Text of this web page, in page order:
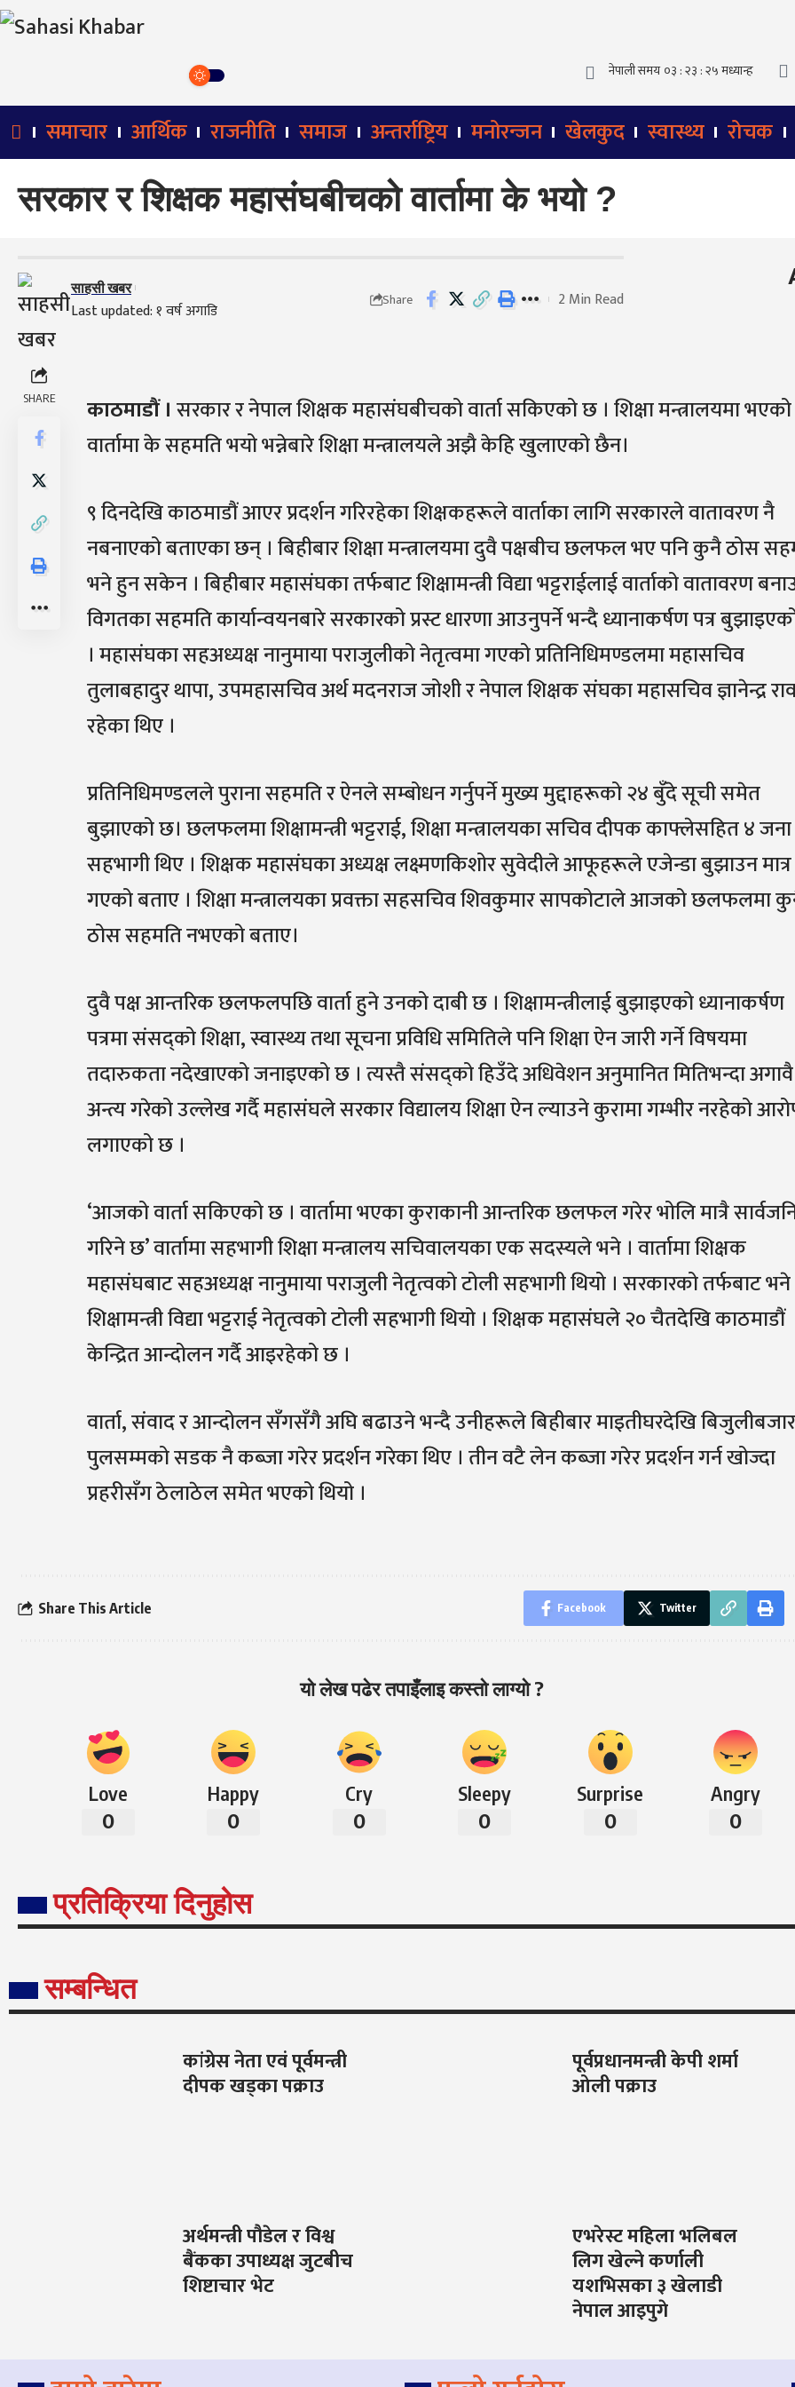
समाचार आर्थिक राजनीति समाज अन्तर्राष्ट्रिय मनोरन्जन खेलकुद स्वास्थ्य रोचक
सरकार र शिक्षक महासंघबीचको वार्तामा के भयो ?
Last updated: १ वर्ष अगाडि
साहसी खबर
Share 2 Min Read
SHARE काठमाडौं । सरकार र नेपाल शिक्षक महासंघबीचको वार्ता सकिएको छ । शिक्षा मन्त्रालयमा भएको
वार्तामा के सहमति भयो भन्नेबारे शिक्षा मन्त्रालयले अझै केहि खुलाएको छैन।
९ दिनदेखि काठमाडौं आएर प्रदर्शन गरिरहेका शिक्षकहरूले वार्ताका लागि सरकारले वातावरण नै
नबनाएको बताएका छन् । बिहीबार शिक्षा मन्त्रालयमा दुवै पक्षबीच छलफल भए पनि कुनै ठोस
भने हुन सकेन । बिहीबार महासंघका तर्फबाट शिक्षामन्त्री विद्या भट्टराईलाई वार्ताको वातावरण
विगतका सहमति कार्यान्वयनबारे सरकारको प्रस्ट धारणा आउनुपर्ने भन्दै ध्यानाकर्षण पत्र
। महासंघका सहअध्यक्ष नानुमाया पराजुलीको नेतृत्वमा गएको प्रतिनिधिमण्डलमा महासचिव
तुलाबहादुर थापा, उपमहासचिव अर्थ मदनराज जोशी र नेपाल शिक्षक संघका महासचिव ज्ञानेन्द्र
रहेका थिए ।
प्रतिनिधिमण्डलले पुराना सहमति र ऐनले सम्बोधन गर्नुपर्ने मुख्य मुद्दाहरूको २४ बुँदे सूची समेत
बुझाएको छ। छलफलमा शिक्षामन्त्री भट्टराई, शिक्षा मन्त्रालयका सचिव दीपक काफ्लेसहित ४ जना
सहभागी थिए । शिक्षक महासंघका अध्यक्ष लक्ष्मणकिशोर सुवेदीले आफूहरूले एजेन्डा बुझाउन मात्र
गएको बताए । शिक्षा मन्त्रालयका प्रवक्ता सहसचिव शिवकुमार सापकोटाले आजको छलफलमा
ठोस सहमति नभएको बताए।
दुवै पक्ष आन्तरिक छलफलपछि वार्ता हुने उनको दाबी छ । शिक्षामन्त्रीलाई बुझाइएको ध्यानाकर्षण
पत्रमा संसद्को शिक्षा, स्वास्थ्य तथा सूचना प्रविधि समितिले पनि शिक्षा ऐन जारी गर्ने विषयमा
तदारुकता नदेखाएको जनाइएको छ । त्यस्तै संसद्को हिउँदे अधिवेशन अनुमानित मितिभन्दा अगावै
अन्त्य गरेको उल्लेख गर्दै महासंघले सरकार विद्यालय शिक्षा ऐन ल्याउने कुरामा गम्भीर नरहेको
लगाएको छ ।
‘आजको वार्ता सकिएको छ । वार्तामा भएका कुराकानी आन्तरिक छलफल गरेर भोलि मात्रै
गरिने छ’ वार्तामा सहभागी शिक्षा मन्त्रालय सचिवालयका एक सदस्यले भने । वार्तामा शिक्षक
महासंघबाट सहअध्यक्ष नानुमाया पराजुली नेतृत्वको टोली सहभागी थियो । सरकारको तर्फबाट भने
शिक्षामन्त्री विद्या भट्टराई नेतृत्वको टोली सहभागी थियो । शिक्षक महासंघले २० चैतदेखि काठमाडौं
केन्द्रित आन्दोलन गर्दै आइरहेको छ ।
वार्ता, संवाद र आन्दोलन सँगसँगै अघि बढाउने भन्दै उनीहरूले बिहीबार माइतीघरदेखि बिजुलीबजार
पुलसम्मको सडक नै कब्जा गरेर प्रदर्शन गरेका थिए । तीन वटै लेन कब्जा गरेर प्रदर्शन गर्न खोज्दा
प्रहरीसँग ठेलाठेल समेत भएको थियो ।
Share This Article Facebook Twitter
यो लेख पढेर तपाइँलाइ कस्तो लाग्यो ?
Love
0
Happy
0
Cry
0
Sleepy
0
Surprise
0
Angry
0
प्रतिक्रिया दिनुहोस
सम्बन्धित
कांग्रेस नेता एवं पूर्वमन्त्री
दीपक खड्का पक्राउ
पूर्वप्रधानमन्त्री केपी शर्मा
ओली पक्राउ
अर्थमन्त्री पौडेल र विश्व
बैंकका उपाध्यक्ष जुटबीच
शिष्टाचार भेट
एभरेस्ट महिला भलिबल
लिग खेल्ने कर्णाली
यशभिसका ३ खेलाडी
नेपाल आइपुगे